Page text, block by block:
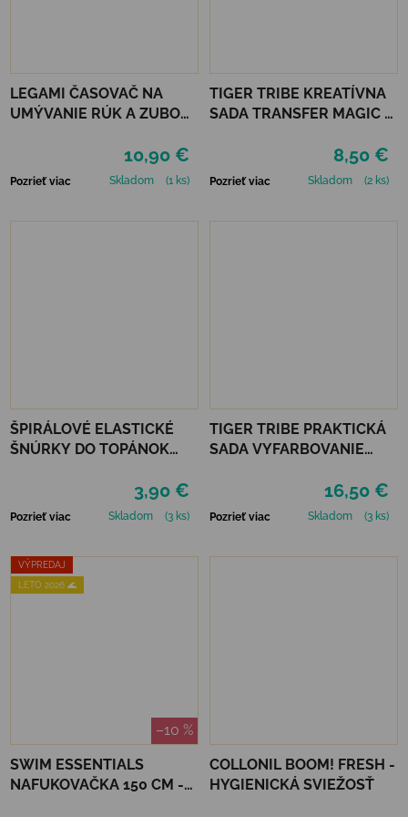
LEGAMI ČASOVAČ NA
UMÝVANIE RÚK A ZUBOV
10,90 €
Pozrieť viac Skladom (1 ks)
TIGER TRIBE KREATÍVNA
SADA TRANSFER MAGIC -
8,50 €
Pozrieť viac Skladom (2 ks)
ŠPIRÁLOVÉ ELASTICKÉ
ŠNÚRKY DO TOPÁNOK
3,90 €
Pozrieť viac Skladom (3 ks)
TIGER TRIBE PRAKTICKÁ
SADA VYFARBOVANIE
16,50 €
Pozrieť viac Skladom (3 ks)
VÝPREDAJ
LETO 2026 🌊
–10 %
SWIM ESSENTIALS
NAFUKOVAČKA 150 CM -
COLLONIL BOOM! FRESH -
HYGIENICKÁ SVIEŽOSŤ